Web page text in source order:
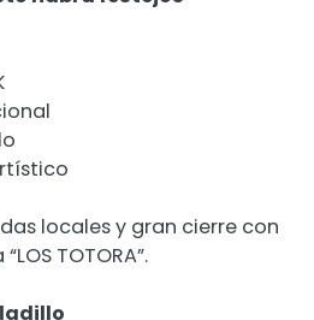
locales y gran cierre con
TOTORA”.